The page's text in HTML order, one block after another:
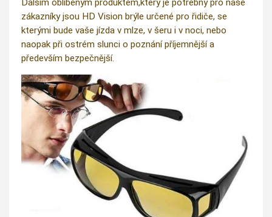
zákazníky jsou HD Vision brýle určené pro řidiče, se
kterými bude vaše jízda v mlze, v šeru i v noci, nebo
naopak při ostrém slunci o poznání příjemnější a
především bezpečnější.